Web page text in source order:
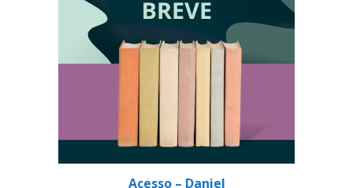
Acesso – Daniel